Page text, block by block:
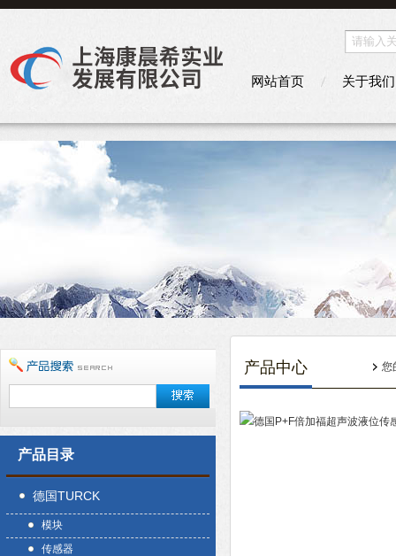
网站首页 关于我们
产品目录
德国TURCK
模块
传感器
产品中心 您